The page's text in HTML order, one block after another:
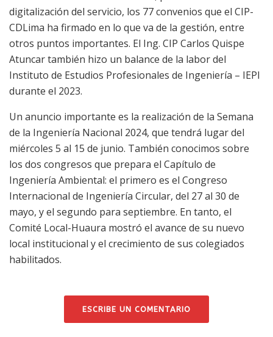
digitalización del servicio, los 77 convenios que el CIP-
CDLima ha firmado en lo que va de la gestión, entre
otros puntos importantes. El Ing. CIP Carlos Quispe
Atuncar también hizo un balance de la labor del
Instituto de Estudios Profesionales de Ingeniería – IEPI
durante el 2023.
Un anuncio importante es la realización de la Semana
de la Ingeniería Nacional 2024, que tendrá lugar del
miércoles 5 al 15 de junio. También conocimos sobre
los dos congresos que prepara el Capítulo de
Ingeniería Ambiental: el primero es el Congreso
Internacional de Ingeniería Circular, del 27 al 30 de
mayo, y el segundo para septiembre. En tanto, el
Comité Local-Huaura mostró el avance de su nuevo
local institucional y el crecimiento de sus colegiados
habilitados.
ESCRIBE UN COMENTARIO